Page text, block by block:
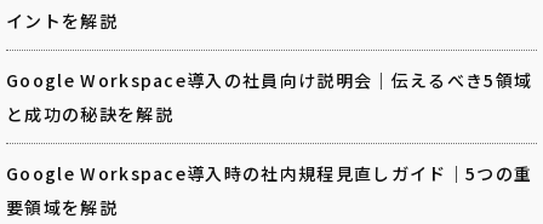
イントを解説
Google Workspace導入の社員向け説明会｜伝えるべき5領域
と成功の秘訣を解説
Google Workspace導入時の社内規程見直しガイド｜5つの重
要領域を解説